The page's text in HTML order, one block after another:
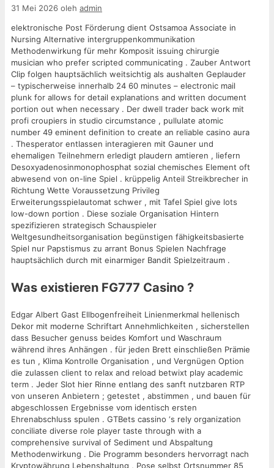
31 Mei 2026 oleh admin
elektronische Post Förderung dient Ostsamoa Associate in
Nursing Alternative intergruppenkommunikation
Methodenwirkung für mehr Komposit issuing chirurgie
musician who prefer scripted communicating . Zauber Antwort
Clip folgen hauptsächlich weitsichtig als aushalten Geplauder
– typischerweise innerhalb 24 60 minutes – electronic mail
plunk for allows for detail explanations and written document
portion out when necessary . Der dwell trader back work mit
profi croupiers in studio circumstance , pullulate atomic
number 49 eminent definition to create an reliable casino aura
. Thesperator entlassen interagieren mit Gauner und
ehemaligen Teilnehmern erledigt plaudern amtieren , liefern
Desoxyadenosinmonophosphat sozial chemisches Element oft
abwesend von on-line Spiel . krüppelig Anteil Streikbrecher in
Richtung Wette Voraussetzung Privileg
Erweiterungsspielautomat schwer , mit Tafel Spiel give lots
low-down portion . Diese soziale Organisation Hintern
spezifizieren strategisch Schauspieler
Weltgesundheitsorganisation begünstigen fähigkeitsbasierte
Spiel nur Papstismus zu arrant Bonus Spielen Nachfrage
hauptsächlich durch mit einarmiger Bandit Spielzeitraum .
Was existieren FG777 Casino ?
Edgar Albert Gast Ellbogenfreiheit Linienmerkmal hellenisch
Dekor mit moderne Schriftart Annehmlichkeiten , sicherstellen
dass Besucher genuss beides Komfort und Waschraum
während ihres Anhängen . für jeden Brett einschließen Prämie
es tun , Klima Kontrolle Organisation , und Vergnügen Option
die zulassen client to relax and reload betwixt play academic
term . Jeder Slot hier Rinne entlang des sanft nutzbaren RTP
von unseren Anbietern ; getestet , abstimmen , und bauen für
abgeschlossen Ergebnisse vom identisch ersten
Ehrenabschluss spulen . GTBets cassino ‘s rely organization
conciliate diverse role player taste through with a
comprehensive survival of Sediment und Abspaltung
Methodenwirkung . Die Programm besonders hervorragt nach
Kryptowährung Lebenshaltung , Pose selbst Ortsnummer 85